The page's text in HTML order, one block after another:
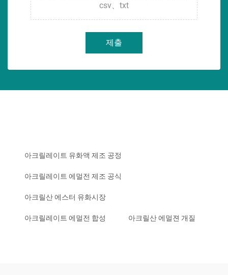
csv、txt
제출
아크릴레이트 유화액 제조 공정
아크릴레이트 에멀전 제조 공식
아크릴산 에스터 유화시장
아크릴레이트 에멀전 합성 아크릴산 에멀젼 개질